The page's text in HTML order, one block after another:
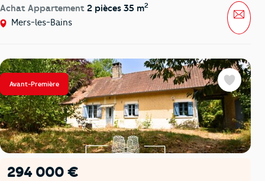
Achat Appartement 2 pièces 35 m2
Mers-les-Bains
Avant-Première
294 000 €
Favoris